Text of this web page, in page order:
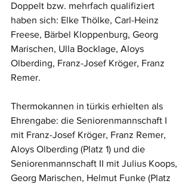
Doppelt bzw. mehrfach qualifiziert
haben sich: Elke Thölke, Carl-Heinz
Freese, Bärbel Kloppenburg, Georg
Marischen, Ulla Bocklage, Aloys
Olberding, Franz-Josef Kröger, Franz
Remer.
Thermokannen in türkis erhielten als
Ehrengabe: die Seniorenmannschaft I
mit Franz-Josef Kröger, Franz Remer,
Aloys Olberding (Platz 1) und die
Seniorenmannschaft II mit Julius Koops,
Georg Marischen, Helmut Funke (Platz